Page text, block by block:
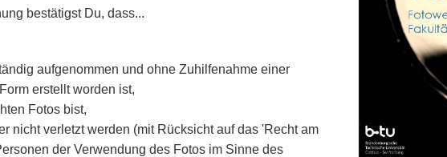
bestätigst Du, dass...
aufgenommen und ohne Zuhilfenahme einer
erstellt worden ist,
Fotos bist,
nicht verletzt werden (mit Rücksicht auf das 'Recht am
der Verwendung des Fotos im Sinne des